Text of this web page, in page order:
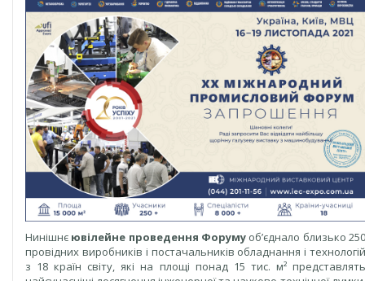
Нинішнє ювілейне проведення Форуму об’єднало близько
провідних виробників і постачальників обладнання і технологій
з 18 країн світу, які на площі понад 15 тис. м² представлять